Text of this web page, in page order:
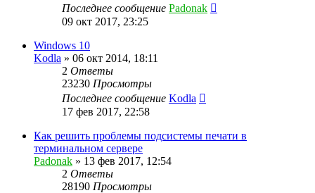
Последнее сообщение Padonak
09 окт 2017, 23:25
Windows 10
Kodla » 06 окт 2014, 18:11
2 Ответы
23230 Просмотры
Последнее сообщение Kodla
17 фев 2017, 22:58
Как решить проблемы подсистемы печати в
терминальном сервере
Padonak » 13 фев 2017, 12:54
2 Ответы
28190 Просмотры